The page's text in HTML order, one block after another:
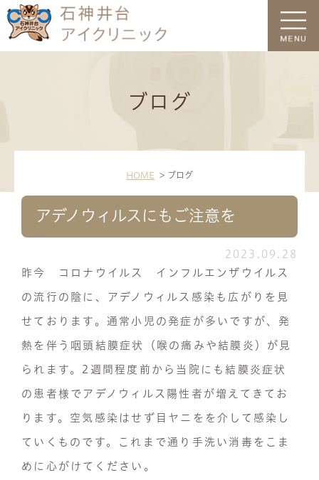
ブログ
HOME ブログ
アデノウィルスにもご注意を
2023.09.28
昨今 コロナウイルス インフルエンザウイルス
の流行の陰に、アデノウィルス感染も広がりを見
せております。通常小児の発症が多いですが、発
熱を伴う咽頭結膜症状（喉の痛みや結膜炎）が見
られます。2週間程度前から当院にも結膜炎症状
の患者様でアデノウィルス陽性者が増えてきてお
ります。空気感染はせず目ヤニをを介して感染し
ていくものです。これまで通り手洗い消毒をこま
めに心がけてください。